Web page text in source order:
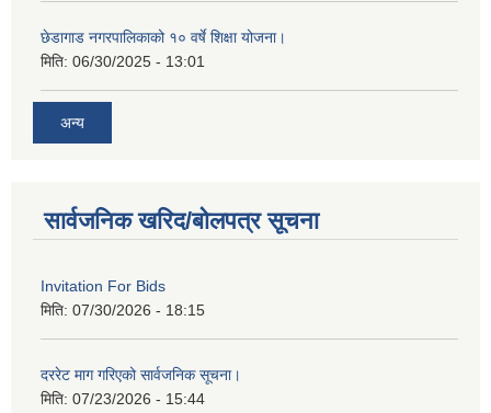
छेडागाड नगरपालिकाको १० वर्षे शिक्षा योजना।
मिति: 06/30/2025 - 13:01
अन्य
सार्वजनिक खरिद/बोलपत्र सूचना
Invitation For Bids
मिति: 07/30/2026 - 18:15
दररेट माग गरिएको सार्वजनिक सूचना।
मिति: 07/23/2026 - 15:44